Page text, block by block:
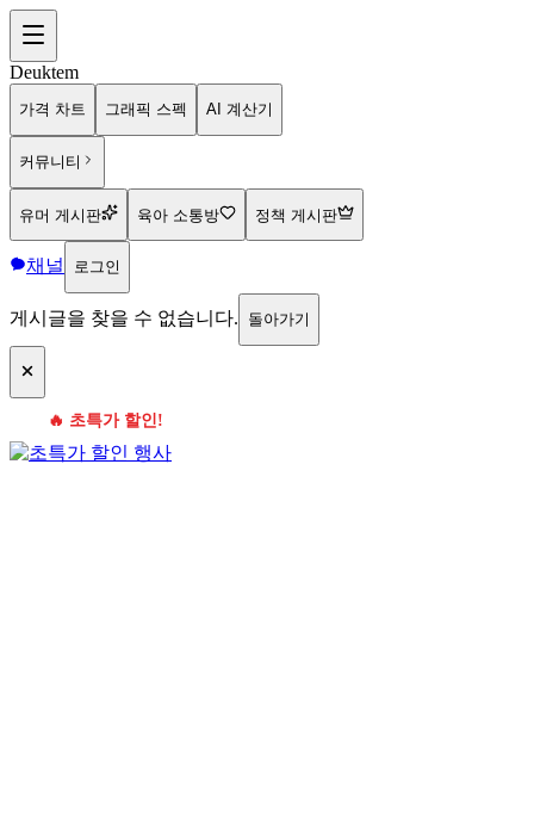
Deuktem
가격 차트 그래픽 스펙 AI 계산기
커뮤니티
유머 게시판 육아 소통방 정책 게시판
채널 로그인
게시글을 찾을 수 없습니다. 돌아가기
🔥 초특가 할인!